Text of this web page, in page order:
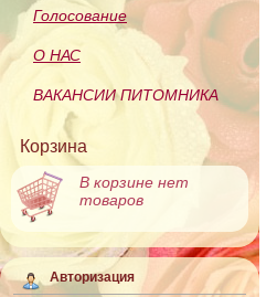
Голосование
О НАС
ВАКАНСИИ ПИТОМНИКА
Корзина
В корзине нет
товаров
Авторизация